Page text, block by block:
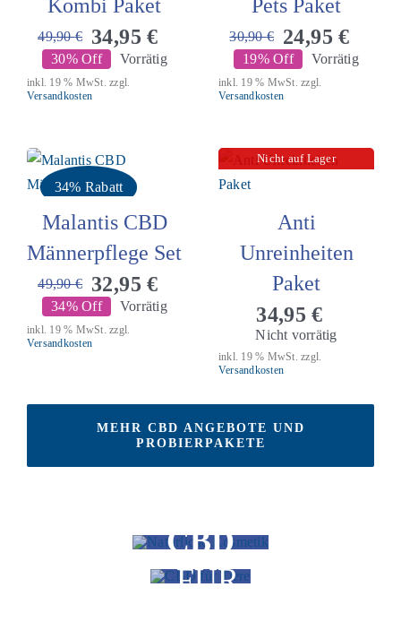
Kombi Paket
49,90€
Ursprünglicher
Preis
war:
34,95€
Aktueller
Preis
ist:
30% Off Vorrätig
inkl. 19 % MwSt. zzgl.
Versandkosten
Pets Paket
30,90€
Ursprünglicher
Preis
war:
24,95€
Aktueller
Preis
ist:
19% Off Vorrätig
inkl. 19 % MwSt. zzgl.
Versandkosten
34% Rabatt
Malantis CBD
Männerpflege Set
49,90€
Ursprünglicher
Preis
war:
32,95€
Aktueller
Preis
ist:
34% Off Vorrätig
inkl. 19 % MwSt. zzgl.
Versandkosten
Nicht auf Lager
Anti
Unreinheiten
Paket
34,95€
Nicht vorrätig
inkl. 19 % MwSt. zzgl.
Versandkosten
MEHR CBD ANGEBOTE UND
PROBIERPAKETE
CBD
KOSMETIK
CBD
FÜR